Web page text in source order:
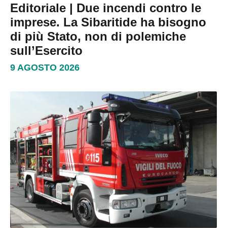
Editoriale | Due incendi contro le
imprese. La Sibaritide ha bisogno
di più Stato, non di polemiche
sull’Esercito
9 AGOSTO 2026